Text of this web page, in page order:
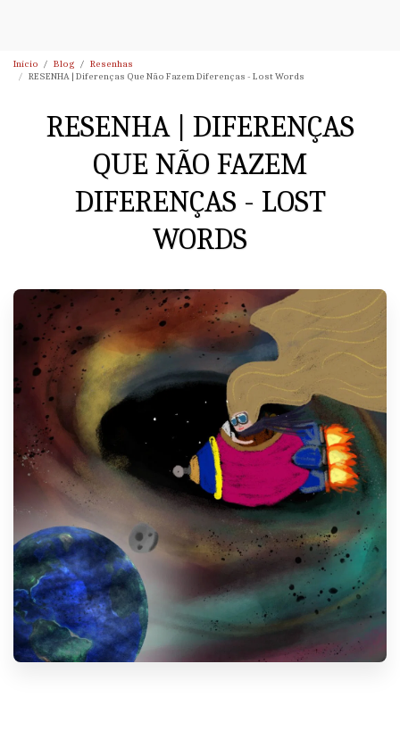
Início Blog
Resenhas
RESENHA | Diferenças Que Não Fazem Diferenças - Lost Words
RESENHA | DIFERENÇAS
QUE NÃO FAZEM
DIFERENÇAS - LOST
WORDS